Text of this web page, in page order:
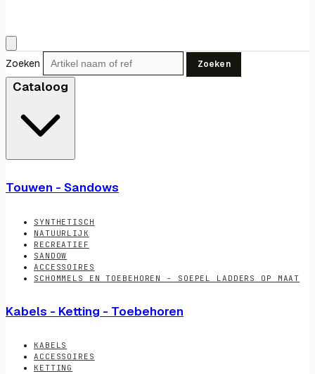
Zoeken Zoeken
Cataloog
Touwen - Sandows
SYNTHETISCH
NATUURLIJK
RECREATIEF
SANDOW
ACCESSOIRES
SCHOMMELS EN TOEBEHOREN - SOEPEL LADDERS OP MAAT
Kabels - Ketting - Toebehoren
KABELS
ACCESSOIRES
KETTING